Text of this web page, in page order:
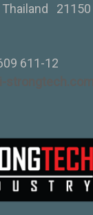
Thailand 21150
611-12